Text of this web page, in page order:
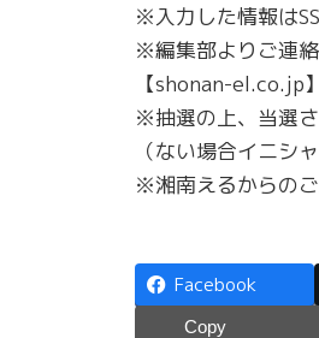
※入力した情報は
※編集部よりご連
【shonan-el.co.jp
※抽選の上、当選
（ない場合イニシ
※湘南えるからの
Facebook
Copy